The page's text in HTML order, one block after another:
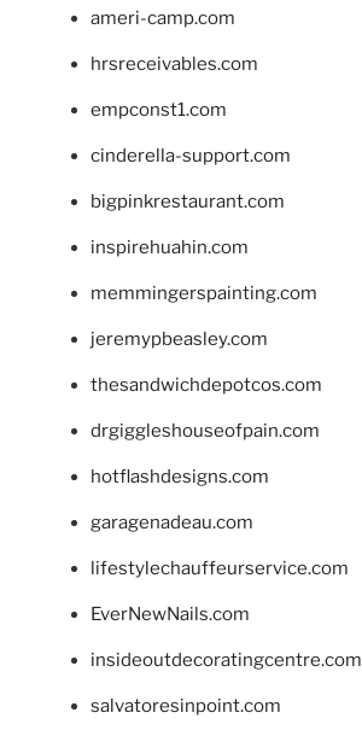
ameri-camp.com
hrsreceivables.com
empconst1.com
cinderella-support.com
bigpinkrestaurant.com
inspirehuahin.com
memmingerspainting.com
jeremypbeasley.com
thesandwichdepotcos.com
drgiggleshouseofpain.com
hotflashdesigns.com
garagenadeau.com
lifestylechauffeurservice.com
EverNewNails.com
insideoutdecoratingcentre.com
salvatoresinpoint.com